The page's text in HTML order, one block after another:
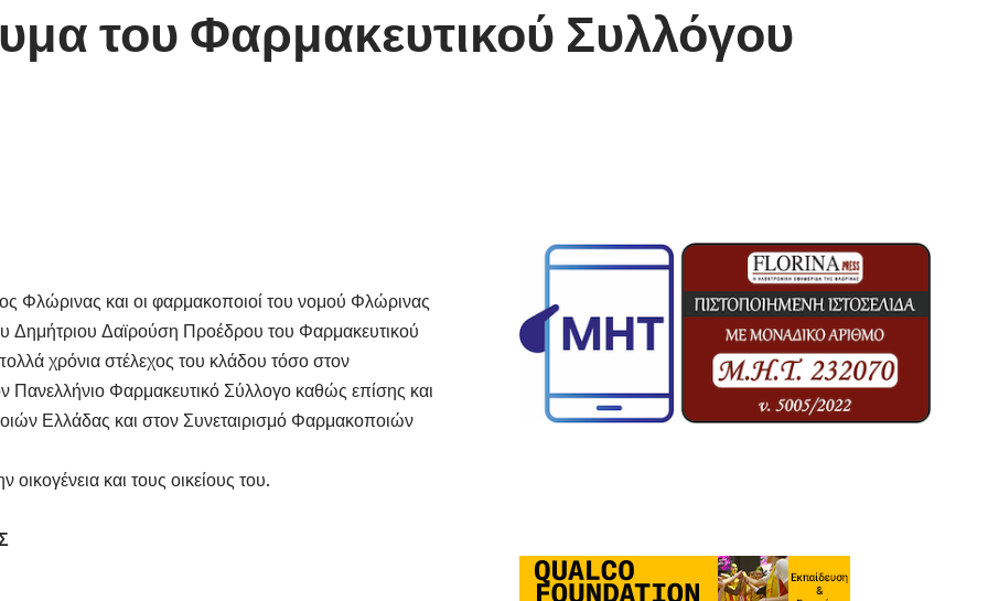
του Φαρμακευτικού Συλλόγου
Φλώρινας και οι φαρμακοποιοί του νομού Φλώρινας
Δημήτριου Δαϊρούση Προέδρου του Φαρμακευτικού
χρόνια στέλεχος του κλάδου τόσο στον
Φαρμακευτικό Σύλλογο καθώς επίσης και
Ελλάδας και στον Συνεταιρισμό Φαρμακοποιών
και τους οικείους του.